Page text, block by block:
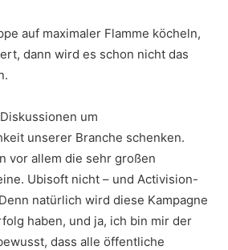
auf maximaler Flamme köcheln,
dann wird es schon nicht das
um
unserer Branche schenken.
vor allem die sehr großen
Ubisoft nicht – und Activision-
natürlich wird diese Kampagne
haben, und ja, ich bin mir der
dass alle öffentliche